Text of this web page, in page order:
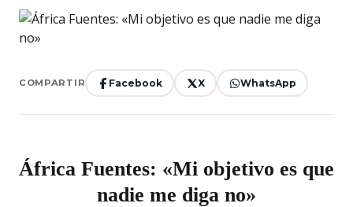
COMPARTIR Facebook X WhatsApp
África Fuentes: «Mi objetivo es que
nadie me diga no»